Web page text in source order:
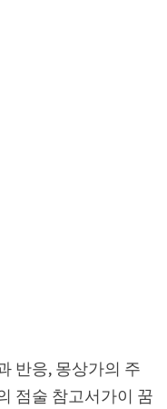
반응, 몽상가의 주
점술 참고서가이 꿈